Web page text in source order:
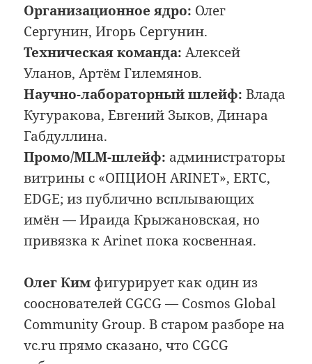
Организационное ядро: Олег
Сергунин, Игорь Сергунин.
Техническая команда: Алексей
Уланов, Артём Гилемянов.
Научно-лабораторный шлейф: Влада
Кугуракова, Евгений Зыков, Динара
Габдуллина.
Промо/MLM-шлейф: администраторы
витрины с «ОПЦИОН ARINET», ERTC,
EDGE; из публично всплывающих
имён — Ираида Крыжановская, но
привязка к Arinet пока косвенная.
Олег Ким фигурирует как один из
сооснователей CGCG — Cosmos Global
Community Group. В старом разборе на
vc.ru прямо сказано, что CGCG